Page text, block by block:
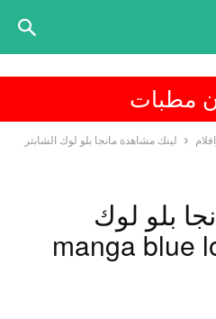
مطبات
لينك مشاهدة مانجا بلو لوك الشابتر
بلو لوك